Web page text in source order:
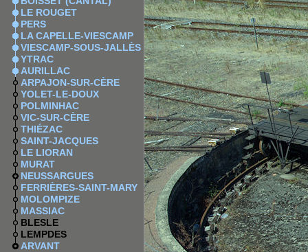
LE ROUGET
PERS
LA CAPELLE-VIESCAMP
VIESCAMP-SOUS-JALLÈS
YTRAC
AURILLAC
ARPAJON-SUR-CÈRE
YOLET-LE-DOUX
POLMINHAC
VIC-SUR-CÈRE
THIÉZAC
SAINT-JACQUES
LE LIORAN
MURAT
NEUSSARGUES
FERRIÈRES-SAINT-MARY
MOLOMPIZE
MASSIAC
BLESLE
LEMPDES
ARVANT